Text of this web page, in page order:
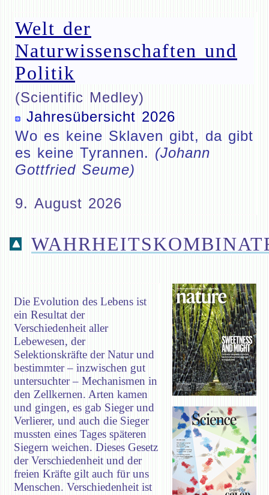
Welt der
Naturwissenschaften und
Politik
(Scientific Medley)
Jahresübersicht 2026
Wo es keine Sklaven gibt, da gibt
es keine Tyrannen. (Johann
Gottfried Seume)
9. August 2026
Die Evolution des Lebens ist
ein Resultat der
Verschiedenheit aller
Lebewesen, der
Selektionskräfte der Natur und
bestimmter – inzwischen gut
untersuchter – Mechanismen in
den Zellkernen. Arten kamen
und gingen, es gab Sieger und
Verlierer, und auch die Sieger
mussten eines Tages späteren
Siegern weichen. Dieses Gesetz
der Verschiedenheit und der
freien Kräfte gilt auch für uns
Menschen. Verschiedenheit ist